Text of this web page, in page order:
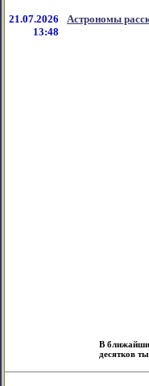
21.07.2026
13:48
Астрономы
В
десятков